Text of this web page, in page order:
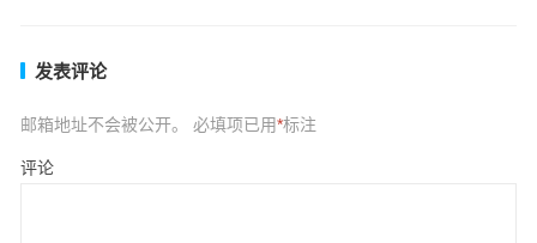
发表评论
邮箱地址不会被公开。 必填项已用*标注
评论